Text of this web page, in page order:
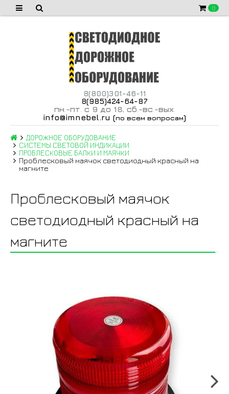
0
8(800)301-46-11
8(985)424-64-87
пн -пт с 9 до 18, сб -вс -вых.
info@imnebel.ru (по всем вопросам)
ДОРОЖНОЕ ОБОРУДОВАНИЕ
CИСТЕМЫ СВЕТОВОЙ ИНДИКАЦИИ
ПРОБЛЕСКОВЫЕ БАЛКИ И МАЯЧКИ
Проблесковый маячок светодиодный красный на
магните
Проблесковый маячок
светодиодный красный на
магните